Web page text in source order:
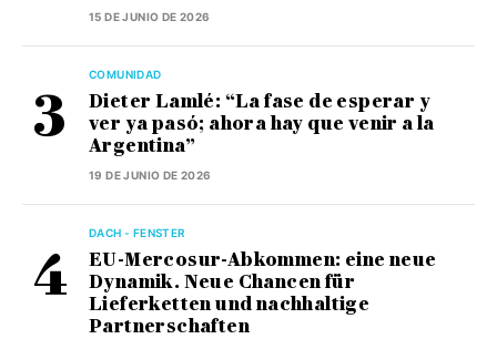
15 DE JUNIO DE 2026
COMUNIDAD
Dieter Lamlé: “La fase de esperar y
ver ya pasó; ahora hay que venir a la
Argentina”
19 DE JUNIO DE 2026
DACH - FENSTER
EU-Mercosur-Abkommen: eine neue
Dynamik. Neue Chancen für
Lieferketten und nachhaltige
Partnerschaften